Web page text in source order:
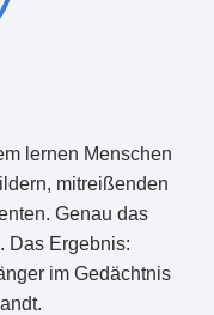
lernen Menschen
mitreißenden
Genau das
Das Ergebnis:
im Gedächtnis